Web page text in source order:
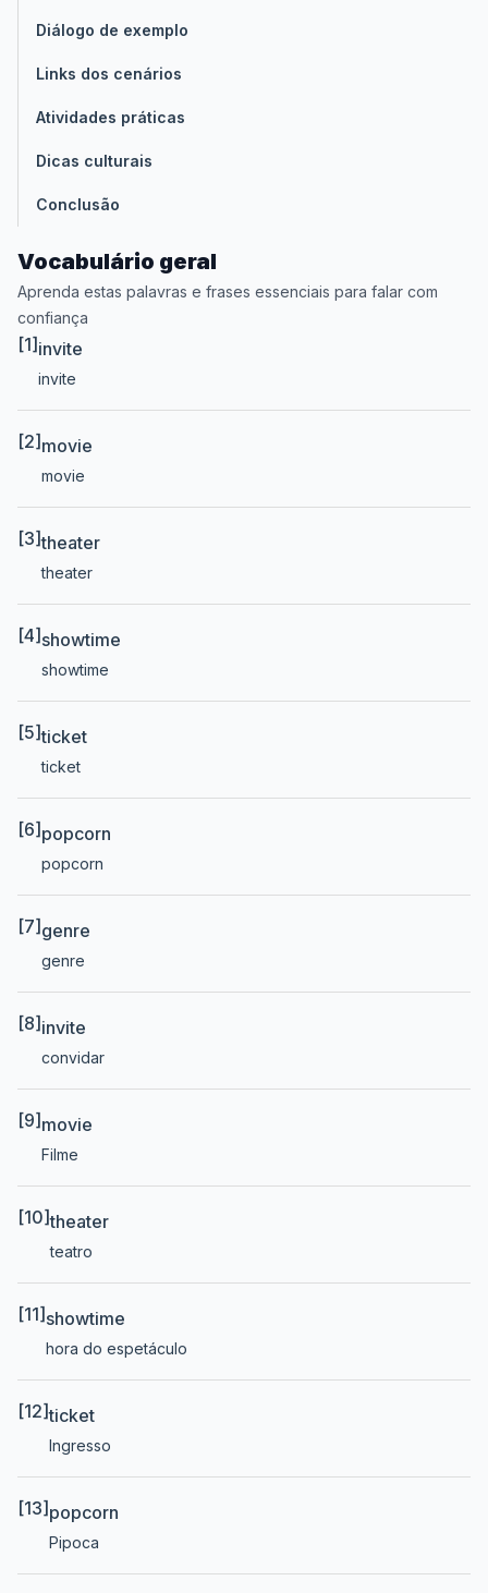
Diálogo de exemplo
Links dos cenários
Atividades práticas
Dicas culturais
Conclusão
Vocabulário geral
Aprenda estas palavras e frases essenciais para falar com
confiança
[1] invite
invite
[2] movie
movie
[3]theater
theater
[4] showtime
showtime
[5]ticket
ticket
[6] popcorn
popcorn
[7] genre
genre
[8] invite
convidar
[9] movie
Filme
[10]theater
teatro
[11] showtime
hora do espetáculo
[12]ticket
Ingresso
[13] popcorn
Pipoca